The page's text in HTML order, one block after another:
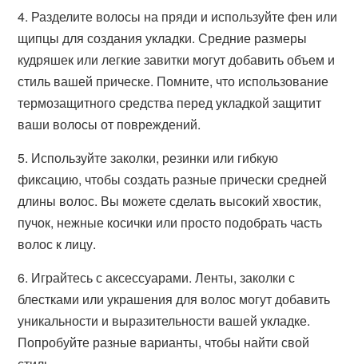
4. Разделите волосы на пряди и используйте фен или
щипцы для создания укладки. Средние размеры
кудряшек или легкие завитки могут добавить объем и
стиль вашей прическе. Помните, что использование
термозащитного средства перед укладкой защитит
ваши волосы от повреждений.
5. Используйте заколки, резинки или гибкую
фиксацию, чтобы создать разные прически средней
длины волос. Вы можете сделать высокий хвостик,
пучок, нежные косички или просто подобрать часть
волос к лицу.
6. Играйтесь с аксессуарами. Ленты, заколки с
блестками или украшения для волос могут добавить
уникальности и выразительности вашей укладке.
Попробуйте разные варианты, чтобы найти свой